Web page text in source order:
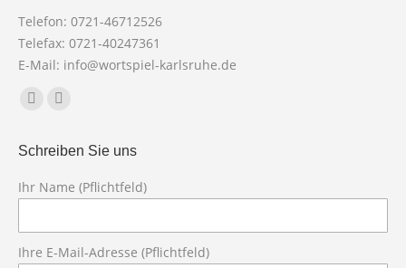
Telefon: 0721-46712526
Telefax: 0721-40247361
E-Mail: info@wortspiel-karlsruhe.de
Finden Sie uns auf:
Facebook
opens
in
new
X
opens
new
Schreiben Sie uns
Ihr Name (Pflichtfeld)
Ihre E-Mail-Adresse (Pflichtfeld)